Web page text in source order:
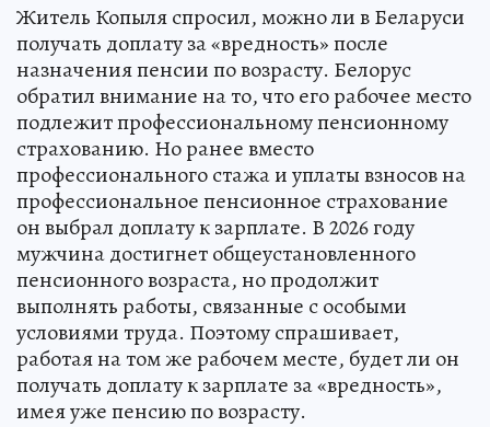
Житель Копыля спросил, можно ли в Беларуси
получать доплату за «вредность» после
назначения пенсии по возрасту. Белорус
обратил внимание на то, что его рабочее место
подлежит профессиональному пенсионному
страхованию. Но ранее вместо
профессионального стажа и уплаты взносов на
профессиональное пенсионное страхование
он выбрал доплату к зарплате. В 2026 году
мужчина достигнет общеустановленного
пенсионного возраста, но продолжит
выполнять работы, связанные с особыми
условиями труда. Поэтому спрашивает,
работая на том же рабочем месте, будет ли он
получать доплату к зарплате за «вредность»,
имея уже пенсию по возрасту.